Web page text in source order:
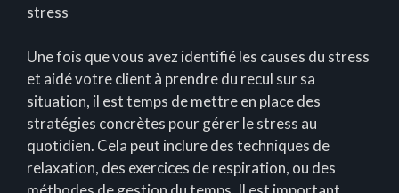
stress
Une fois que vous avez identifié les causes du stress
et aidé votre client à prendre du recul sur sa
situation, il est temps de mettre en place des
stratégies concrètes pour gérer le stress au
quotidien. Cela peut inclure des techniques de
relaxation, des exercices de respiration, ou des